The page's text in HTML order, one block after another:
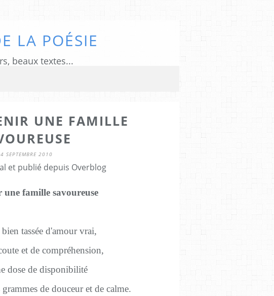
LA POÉSIE
beaux textes...
UNE FAMILLE
SEPTEMBRE 2010
et publié depuis Overblog
famille savoureuse
tassée d'amour vrai,
et de compréhension,
dose de disponibilité
de douceur et de calme.